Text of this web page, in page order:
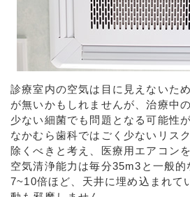
診療室内の空気は目に見えないた
が無いかもしれませんが、治療中
少ない細菌でも問題となる可能性
なかむら歯科ではごく少ないリス
除くべきと考え、医療用エアコン
空気清浄能力は毎分35m3と一般
7~10倍ほど、天井に埋め込まれて